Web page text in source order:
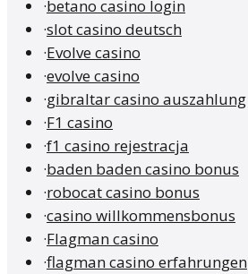
·betano casino login
·slot casino deutsch
·Evolve casino
·evolve casino
·gibraltar casino auszahlung
·F1 casino
·f1 casino rejestracja
·baden baden casino bonus
·robocat casino bonus
·casino willkommensbonus
·Flagman casino
·flagman casino erfahrungen